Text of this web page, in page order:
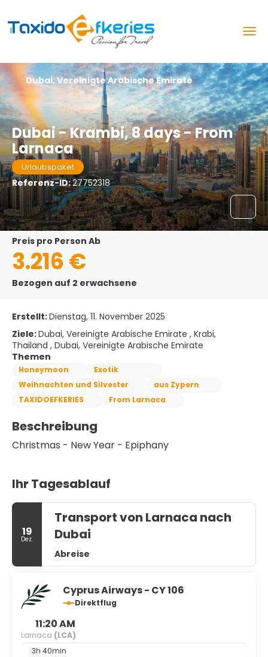
Dubai - Krambi, 8 days - From
Larnaca
Urlaubspaket
Referenz-ID:27752318
Dubai, Vereinigte Arabische Emirate
Preis pro Person Ab
3.216 €
Bezogen auf 2 erwachsene
Erstellt:Dienstag, 11. November 2025
Ziele:Dubai, Vereinigte Arabische Emirate , Krabi,
Thailand , Dubai, Vereinigte Arabische Emirate
Themen
Honeymoon
Exotik
Weihnachten und Silvester
aus Zypern
TAXIDOEFKERIES
From Larnaca
Beschreibung
Christmas - New Year - Epiphany
Ihr Tagesablauf
19
Dez.
Transport von Larnaca nach
Dubai
Abreise
Cyprus Airways - CY 106
Direktflug
11:20 AM
Larnaca (LCA)
3h 40min